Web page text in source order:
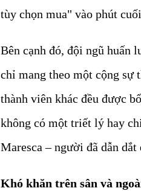
tùy chọn mua" vào phút
Bên cạnh đó, đội ngũ huấn
chỉ mang theo một cộng sự
thành viên khác đều được
không có một triết lý hay
Maresca – người đã dẫn
Khó khăn trên sân và